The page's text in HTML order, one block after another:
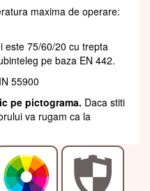
maxima de operare:
este 75/60/20 cu trepta
pe baza EN 442.
55900
pe pictograma. Daca stiti
va rugam ca la